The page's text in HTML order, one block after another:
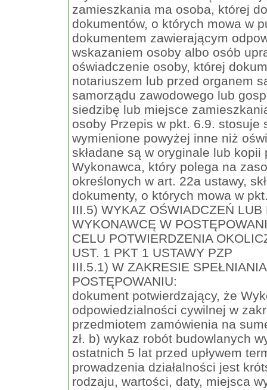
zamieszkania ma osoba, której
dokumentów, o których mowa w
dokumentem zawierającym
wskazaniem osoby albo osób
oświadczenie osoby, której
notariuszem lub przed organem
samorządu zawodowego lub
siedzibę lub miejsce
osoby Przepis w pkt. 6.9. stosuje
wymienione powyżej inne niż
składane są w oryginale lub
Wykonawca, który polega na
określonych w art. 22a ustawy,
dokumenty, o których mowa w
III.5) WYKAZ OŚWIADCZEŃ
WYKONAWCĘ W
CELU POTWIERDZENIA
UST. 1 PKT 1 USTAWY PZP
III.5.1) W ZAKRESIE
POSTĘPOWANIU:
dokument potwierdzający, że
odpowiedzialności cywilnej w
przedmiotem zamówienia na
zł. b) wykaz robót budowlanych
ostatnich 5 lat przed upływem
prowadzenia działalności jest
rodzaju, wartości, daty, miejsca